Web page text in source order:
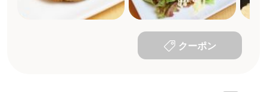
クーポン